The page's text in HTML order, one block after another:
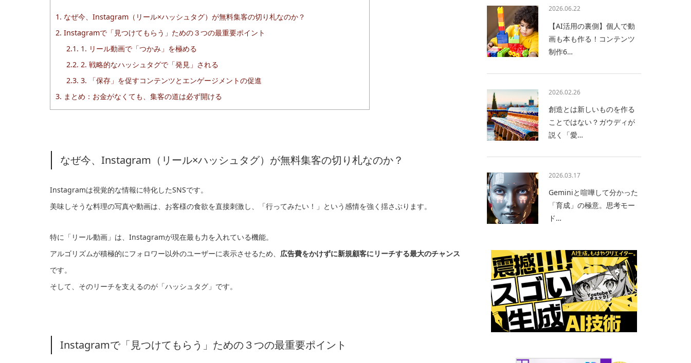
1. なぜ今、Instagram（リール×ハッシュタグ）が無料集客の切り札なのか？
2. Instagramで「見つけてもらう」ための３つの最重要ポイント
2.1. 1. リール動画で「つかみ」を極める
2.2. 2. 戦略的なハッシュタグで「発見」される
2.3. 3. 「保存」を促すコンテンツとエンゲージメントの促進
3. まとめ：お金がなくても、集客の道は必ず開ける
なぜ今、Instagram（リール×ハッシュタグ）が無料集客の切り札なのか？
Instagramは視覚的な情報に特化したSNSです。
美味しそうな料理の写真や動画は、お客様の食欲を直接刺激し、「行ってみたい！」という感情を強く揺さぶります。
特に「リール動画」は、Instagramが現在最も力を入れている機能。
アルゴリズムが積極的にフォロワー以外のユーザーに表示させるため、 広告費をかけずに新規顧客にリーチする最大のチャンス
です。
そして、そのリーチを支えるのが「ハッシュタグ」です。
Instagramで「見つけてもらう」ための３つの最重要ポイント
2026.06.22
【AI活用の裏側】個人で動
画も本も作る！コンテンツ
制作6…
2026.02.26
創造とは新しいものを作る
ことではない？ガウディが
説く「愛…
2026.03.17
Geminiと喧嘩して分かった
「育成」の極意。思考モー
ド…